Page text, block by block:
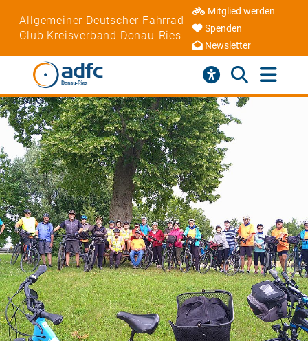
Allgemeiner Deutscher Fahrrad-
Club Kreisverband Donau-Ries
Mitglied werden
Spenden
Newsletter